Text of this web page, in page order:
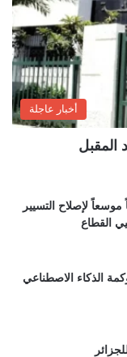
أخبار عاجلة
لإصلاح التسيير
القطاع
الذكاء الاصطناعي